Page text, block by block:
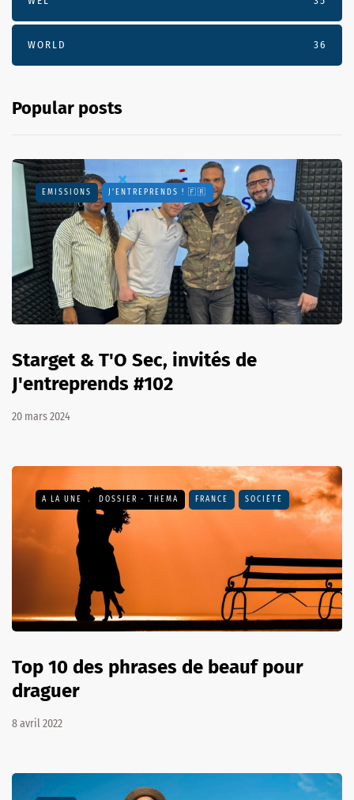
WORLD 36
Popular posts
EMISSIONS J'ENTREPRENDS ! 🇫🇷
Starget & T'O Sec, invités de
J'entreprends #102
20 mars 2024
A LA UNE DOSSIER - THEMA FRANCE SOCIÉTÉ
Top 10 des phrases de beauf pour
draguer
8 avril 2022